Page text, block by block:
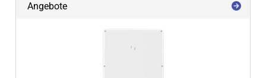
Angebote